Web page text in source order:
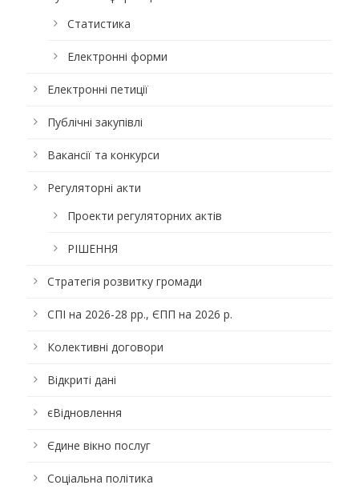
Статистика
Електронні форми
Електронні петиції
Публічні закупівлі
Вакансії та конкурси
Регуляторні акти
Проекти регуляторних актів
РІШЕННЯ
Стратегія розвитку громади
СПІ на 2026-28 рр., ЄПП на 2026 р.
Колективні договори
Відкриті дані
єВідновлення
Єдине вікно послуг
Соціальна політика